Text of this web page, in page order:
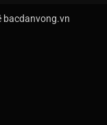
bacdanvong.vn